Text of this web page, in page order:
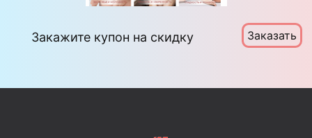
Закажите купон на скидку Заказать